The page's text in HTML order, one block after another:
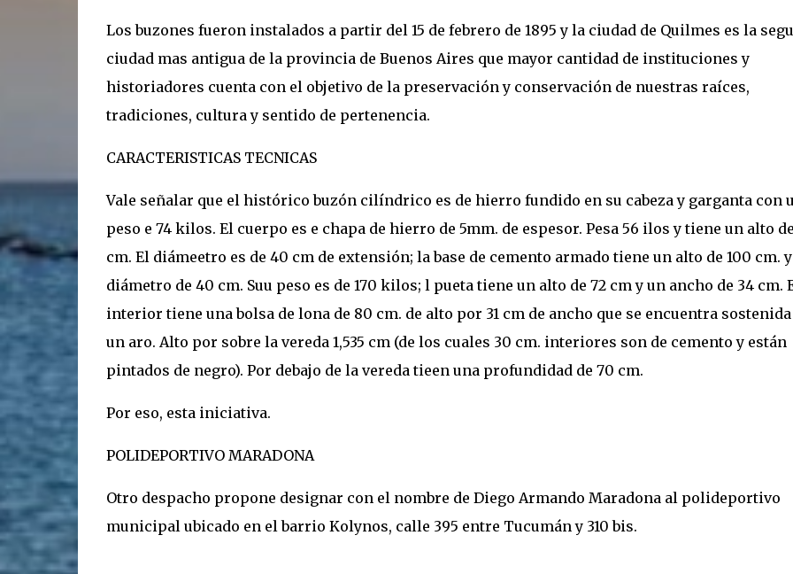
Los buzones fueron instalados a partir del 15 de febrero de 1895 y la ciudad de Quilmes es la
ciudad mas antigua de la provincia de Buenos Aires que mayor cantidad de instituciones y
historiadores cuenta con el objetivo de la preservación y conservación de nuestras raíces,
tradiciones, cultura y sentido de pertenencia.
CARACTERISTICAS TECNICAS
Vale señalar que el histórico buzón cilíndrico es de hierro fundido en su cabeza y garganta con
peso e 74 kilos. El cuerpo es e chapa de hierro de 5mm. de espesor. Pesa 56 ilos y tiene un alto
cm. El diámeetro es de 40 cm de extensión; la base de cemento armado tiene un alto de 100 cm.
diámetro de 40 cm. Suu peso es de 170 kilos; l pueta tiene un alto de 72 cm y un ancho de 34 cm.
interior tiene una bolsa de lona de 80 cm. de alto por 31 cm de ancho que se encuentra
un aro. Alto por sobre la vereda 1,535 cm (de los cuales 30 cm. interiores son de cemento y están
pintados de negro). Por debajo de la vereda tieen una profundidad de 70 cm.
Por eso, esta iniciativa.
POLIDEPORTIVO MARADONA
Otro despacho propone designar con el nombre de Diego Armando Maradona al polideportivo
municipal ubicado en el barrio Kolynos, calle 395 entre Tucumán y 310 bis.